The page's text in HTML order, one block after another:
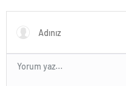
tek maç satın alma nasıl
yapılır?